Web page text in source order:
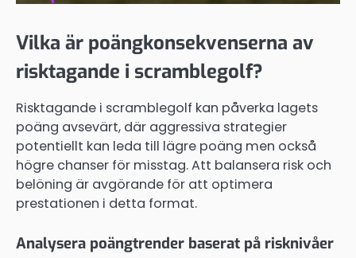
Vilka är poängkonsekvenserna av
risktagande i scramblegolf?
Risktagande i scramblegolf kan påverka lagets
poäng avsevärt, där aggressiva strategier
potentiellt kan leda till lägre poäng men också
högre chanser för misstag. Att balansera risk och
belöning är avgörande för att optimera
prestationen i detta format.
Analysera poängtrender baserat på risknivåer